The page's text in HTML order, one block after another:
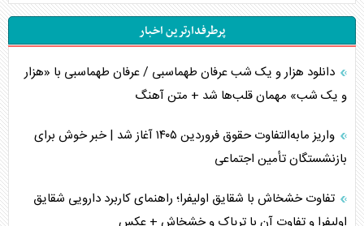
جاده ابریشم فضایی/ نفوذ راهبردی و فرازمینی چین
انصارالله و تثبیت معادله «محاصره برابر محاصره»
مصالحه نافرجام سعودی – اماراتی
محدودیت صادرات نفت عربستان
پرطرفدارترین اخبار
دانلود هزار و یک شب عرفان طهماسبی / عرفان طهماسبی با «هزار
و یک شب» مهمان قلب‌ها شد + متن آهنگ
واریز مابه‌التفاوت حقوق فروردین ۱۴۰۵ آغاز شد | خبر خوش برای
بازنشستگان تأمین اجتماعی
تفاوت خشخاش با شقایق اولیفرا؛ راهنمای کاربرد دارویی شقایق